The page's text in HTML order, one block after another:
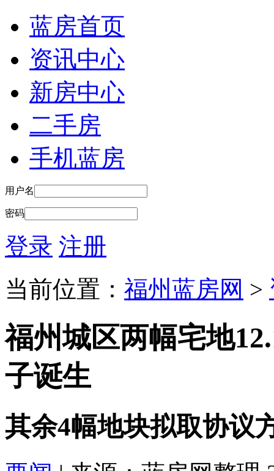
蓝房首页
资讯中心
新房中心
二手房
手机蓝房
用户名
密码
登录 注册
当前位置： 福州蓝房网 >
福州城区两幅宅地
子诞生
其余4幅地块拟取协议